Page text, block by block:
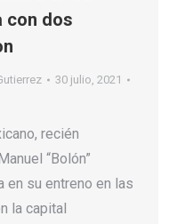
con dos
30 julio, 2021
recién
“Bolón”
en su entreno en las
la capital